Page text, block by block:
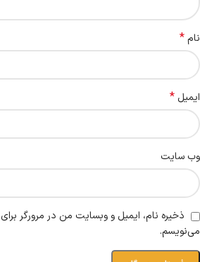
نام*
ایمیل *
وب‌ سایت
ذخیره نام، ایمیل و وبسایت من در مرورگر
می‌نویسم.